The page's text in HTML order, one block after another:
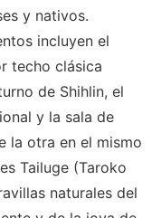
y nativos.
incluyen el
techo clásica
de Shihlin, el
y la sala de
la otra en el mismo
Tailuge (Taroko
naturales del